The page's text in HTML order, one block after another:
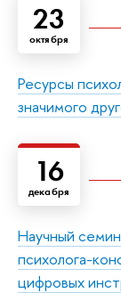
23
октября
Ресурсы
значимого
16
декабря
Научный
психолога-
цифровых